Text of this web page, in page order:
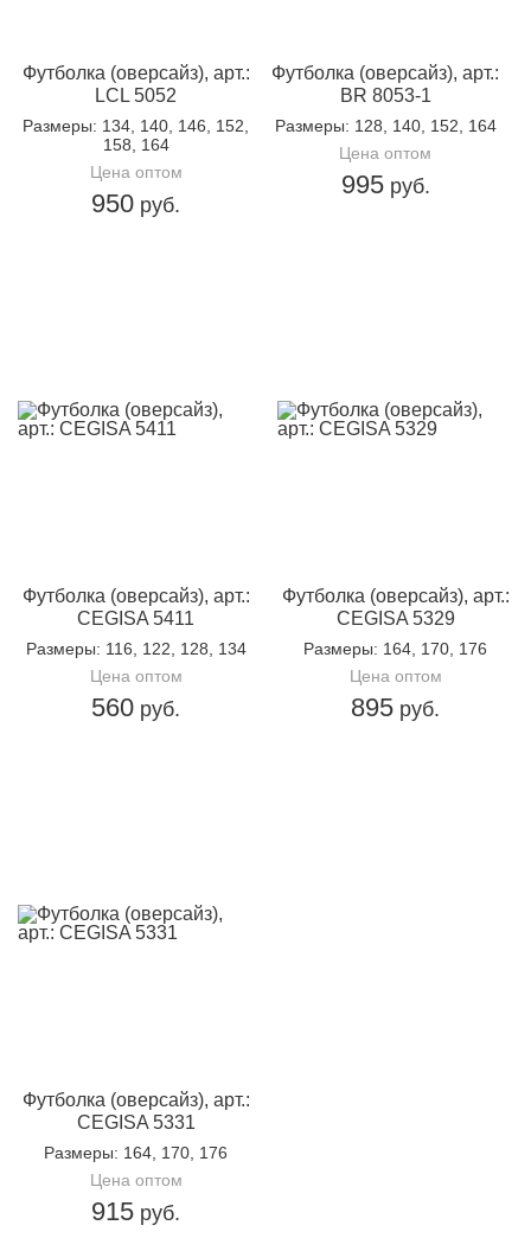
Футболка (оверсайз), арт.:
LCL 5052
Размеры: 134, 140, 146, 152,
158, 164
Цена оптом
950 руб.
Футболка (оверсайз), арт.:
BR 8053-1
Размеры: 128, 140, 152, 164
Цена оптом
995руб.
Футболка (оверсайз), арт.:
CEGISA 5411
Размеры: 116, 122, 128, 134
Цена оптом
560 руб.
Футболка (оверсайз), арт.:
CEGISA 5329
Размеры: 164, 170, 176
Цена оптом
895 руб.
Футболка (оверсайз), арт.:
CEGISA 5331
Размеры: 164, 170, 176
Цена оптом
915 руб.